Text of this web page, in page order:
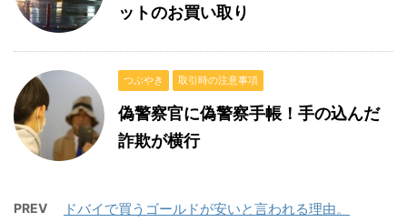
ットのお買い取り
つぶやき 取引時の注意事項
偽警察官に偽警察手帳！手の込んだ
詐欺が横行
PREV ドバイで買うゴールドが安いと言われる理由。